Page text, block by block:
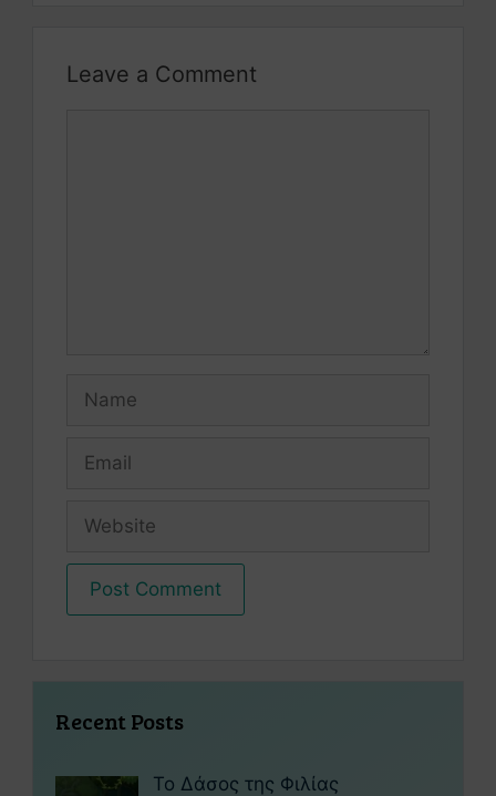
Leave a Comment
Recent Posts
Το Δάσος της Φιλίας